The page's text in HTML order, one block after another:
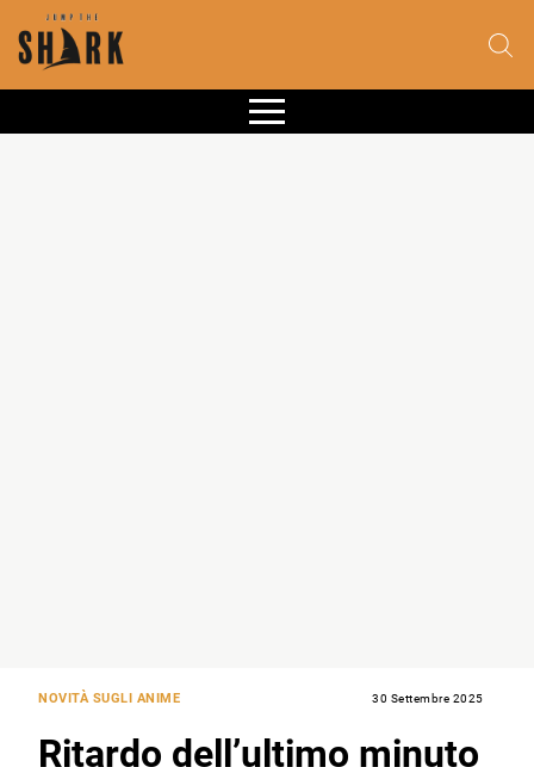
NOVITÀ SUGLI ANIME 30 Settembre 2025
Ritardo dell’ultimo minuto